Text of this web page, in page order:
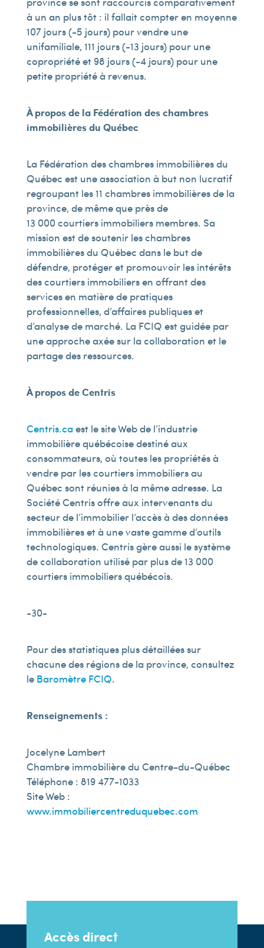
à un an plus tôt : il fallait compter en moyenne
107 jours (-5 jours) pour vendre une
unifamiliale, 111 jours (-13 jours) pour une
copropriété et 98 jours (-4 jours) pour une
petite propriété à revenus.
À propos de la Fédération des chambres
immobilières du Québec
La Fédération des chambres immobilières du
Québec est une association à but non lucratif
regroupant les 11 chambres immobilières de la
province, de même que près de
13 000 courtiers immobiliers membres. Sa
mission est de soutenir les chambres
immobilières du Québec dans le but de
défendre, protéger et promouvoir les intérêts
des courtiers immobiliers en offrant des
services en matière de pratiques
professionnelles, d’affaires publiques et
d’analyse de marché. La FCIQ est guidée par
une approche axée sur la collaboration et le
partage des ressources.
À propos de Centris
Centris.caest le site Web de l’industrie
immobilière québécoise destiné aux
consommateurs, où toutes les propriétés à
vendre par les courtiers immobiliers au
Québec sont réunies à la même adresse. La
Société Centris offre aux intervenants du
secteur de l’immobilier l’accès à des données
immobilières et à une vaste gamme d’outils
technologiques. Centris gère aussi le système
de collaboration utilisé par plus de 13 000
courtiers immobiliers québécois.
-30-
Pour des statistiques plus détaillées sur
chacune des régions de la province, consultez
le Baromètre FCIQ.
Renseignements :
Jocelyne Lambert
Chambre immobilière du Centre-du-Québec
Téléphone : 819 477-1033
Site Web :
www.immobiliercentreduquebec.com
Accès direct